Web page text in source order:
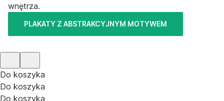
wnętrza.
PLAKATY Z ABSTRAKCYJNYM MOTYWEM
Do koszyka
Do koszyka
Do koszyka